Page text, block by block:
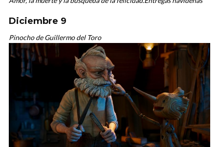
Diciembre 9
Pinocho de Guillermo del Toro